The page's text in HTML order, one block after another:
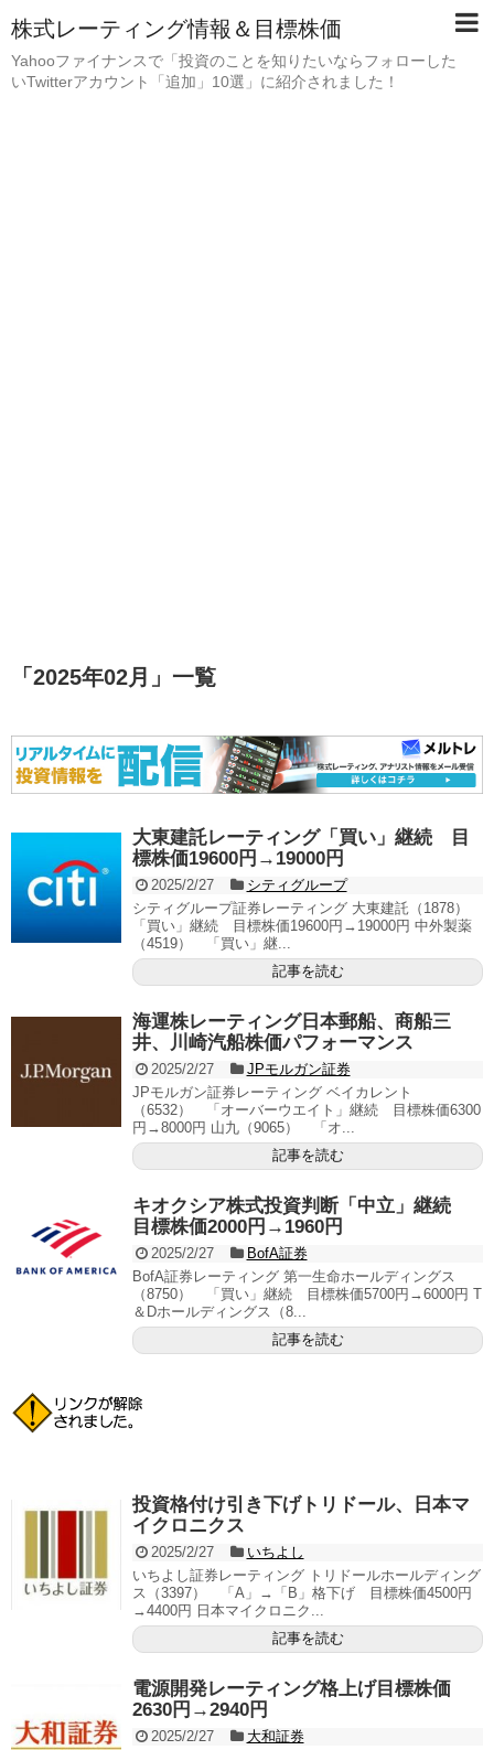
株式レーティング情報＆目標株価
Yahooファイナンスで「投資のことを知りたいならフォローした
いTwitterアカウント「追加」10選」に紹介されました！
「 2025年02月 」 一覧
大東建託レーティング「買い」継続 目
標株価19600円→19000円
2025/2/27
シティグループ
シティグループ証券レーティング 大東建託（1878）
「買い」継続 目標株価19600円→19000円 中外製薬
（4519） 「買い」継...
記事を読む
海運株レーティング日本郵船、商船三
井、川崎汽船株価パフォーマンス
2025/2/27
JPモルガン証券
JPモルガン証券レーティング ベイカレント
（6532） 「オーバーウエイト」継続 目標株価6300
円→8000円 山九（9065） 「オ...
記事を読む
キオクシア株式投資判断「中立」継続
目標株価2000円→1960円
2025/2/27
BofA証券
BofA証券レーティング 第一生命ホールディングス
（8750） 「買い」継続 目標株価5700円→6000円 T
＆Dホールディングス（8...
記事を読む
投資格付け引き下げトリドール、日本マ
イクロニクス
2025/2/27
いちよし
いちよし証券レーティング トリドールホールディング
ス（3397） 「A」→「B」格下げ 目標株価4500円
→4400円 日本マイクロニク...
記事を読む
電源開発レーティング格上げ目標株価
2630円→2940円
2025/2/27
大和証券